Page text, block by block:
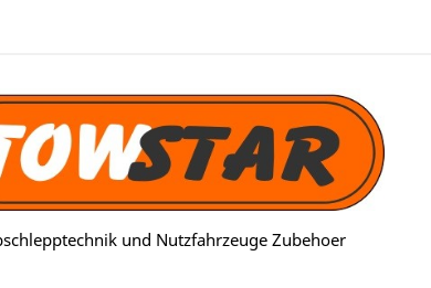
und Nutzfahrzeuge Zubehoer